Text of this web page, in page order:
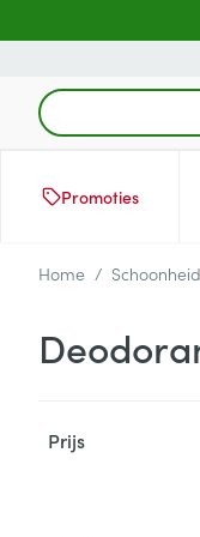
Product, merk,
Promoties
Home /
Prijs